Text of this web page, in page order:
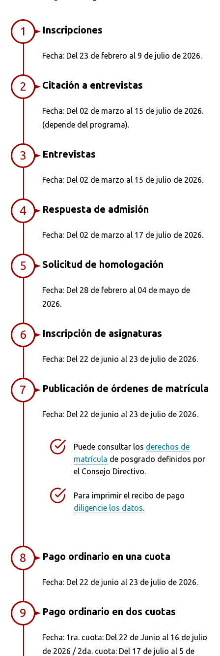
1 Inscripciones
Fecha: Del 23 de febrero al 9 de julio de 2026.
2 Citación a entrevistas
Fecha: Del 02 de marzo al 15 de julio de 2026.
(depende del programa).
3 Entrevistas
Fecha: Del 02 de marzo al 15 de julio de 2026.
4 Respuesta de admisión
Fecha: Del 02 de marzo al 17 de julio de 2026.
5 Solicitud de homologación
Fecha: Del 28 de febrero al 04 de mayo de
2026.
6 Inscripción de asignaturas
Fecha: Del 22 de junio al 23 de julio de 2026.
7 Publicación de órdenes de matrícula
Fecha: Del 22 de junio al 23 de julio de 2026.
Puede consultar los derechos de
matrícula de posgrado definidos por
el Consejo Directivo.
Para imprimir el recibo de pago
diligencie los datos.
8 Pago ordinario en una cuota
Fecha: Del 22 de junio al 23 de julio de 2026.
9 Pago ordinario en dos cuotas
Fecha: 1ra. cuota: Del 22 de Junio al 16 de julio
de 2026 / 2da. cuota: Del 17 de julio al 5 de